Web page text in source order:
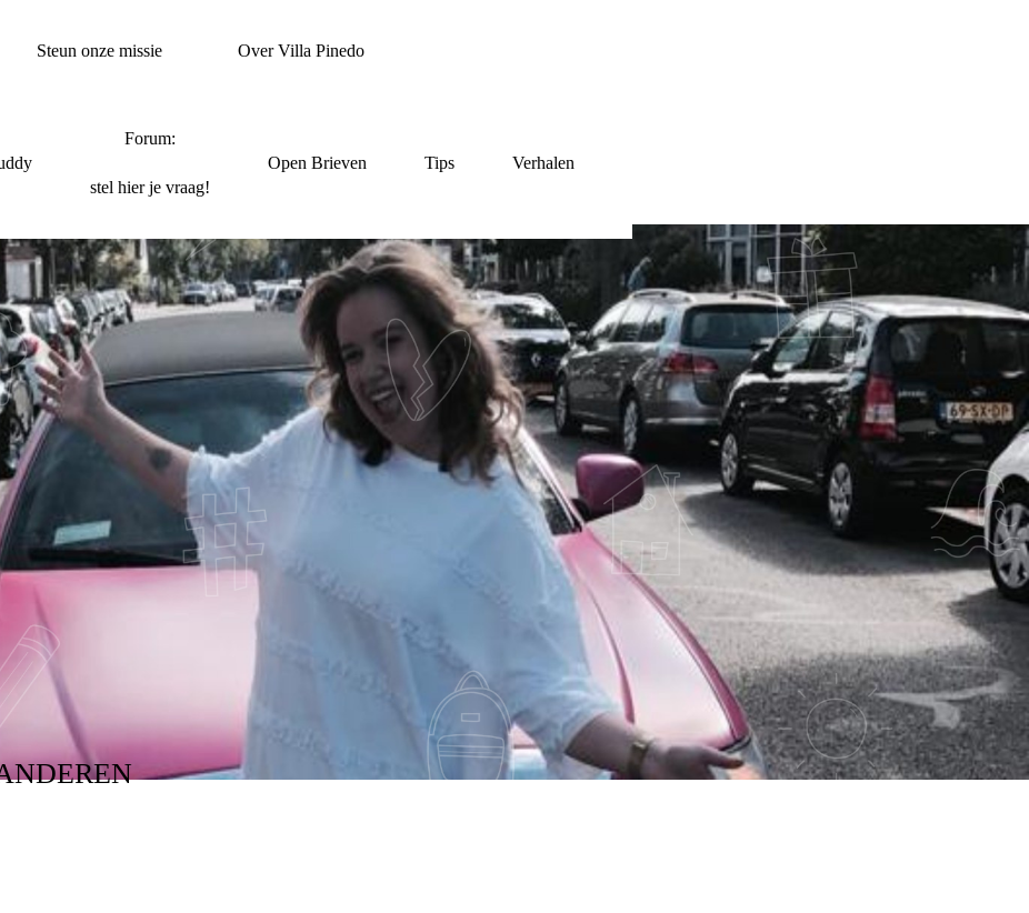
Steun onze missie Over Villa Pinedo
Forum:
stel hier je vraag!
Open Brieven Tips Verhalen
MOMENTEN
ALS ÉÉN TEAM #SAMENTROTS